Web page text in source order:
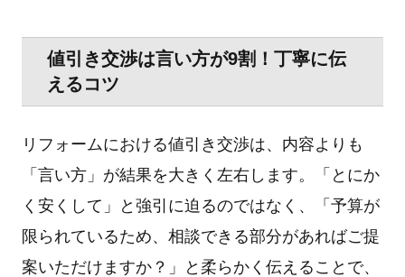
値引き交渉は言い方が9割！丁寧に伝
えるコツ
リフォームにおける値引き交渉は、内容よりも
「言い方」が結果を大きく左右します。「とにか
く安くして」と強引に迫るのではなく、「予算が
限られているため、相談できる部分があればご提
案いただけますか？」と柔らかく伝えることで、